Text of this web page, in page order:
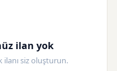
ilan yok
siz oluşturun.